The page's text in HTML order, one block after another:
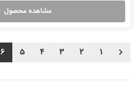
مشاهده محصول
1
2
3
4
5
6